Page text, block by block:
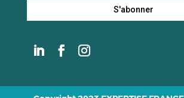
S'abonner